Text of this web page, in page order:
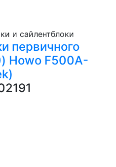
и сайлентблоки
первичного
Howo F500A-